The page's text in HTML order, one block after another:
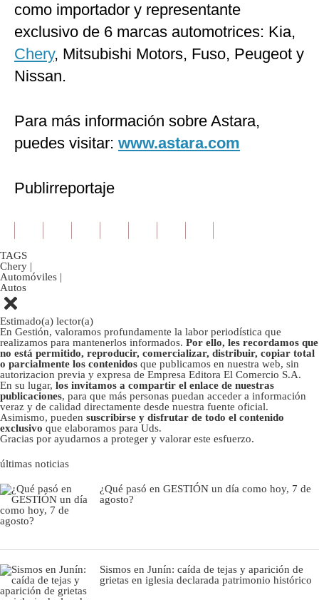
como importador y representante
exclusivo de 6 marcas automotrices: Kia,
Chery, Mitsubishi Motors, Fuso, Peugeot y
Nissan.
Para más información sobre Astara,
puedes visitar: www.astara.com
Publirreportaje
TAGS
Chery |
Automóviles |
Autos
Estimado(a) lector(a)
En Gestión, valoramos profundamente la labor periodística que
realizamos para mantenerlos informados. Por ello, les recordamos que
no está permitido, reproducir, comercializar, distribuir, copiar total
o parcialmente los contenidos que publicamos en nuestra web, sin
autorizacion previa y expresa de Empresa Editora El Comercio S.A.
En su lugar, los invitamos a compartir el enlace de nuestras
publicaciones, para que más personas puedan acceder a información
veraz y de calidad directamente desde nuestra fuente oficial.
Asimismo, pueden suscribirse y disfrutar de todo el contenido
exclusivo que elaboramos para Uds.
Gracias por ayudarnos a proteger y valorar este esfuerzo.
últimas noticias
¿Qué pasó en GESTIÓN un día como hoy, 7 de
agosto?
Sismos en Junín: caída de tejas y aparición de
grietas en iglesia declarada patrimonio histórico